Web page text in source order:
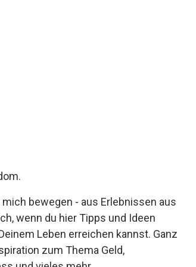
bewegen - aus Erlebnissen aus
wenn du hier Tipps und Ideen
Leben erreichen kannst. Ganz
zum Thema Geld,